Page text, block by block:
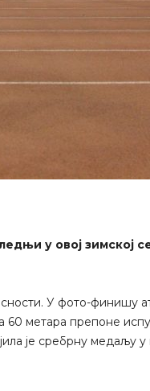
у овој зимској
У фото-финишу
60 метара препоне
је сребрну медаљу